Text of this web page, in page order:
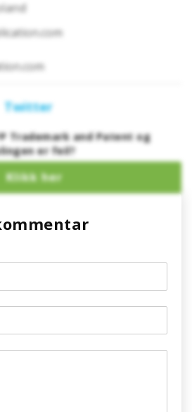
Twitter
Trademark and Patent og
er feil?